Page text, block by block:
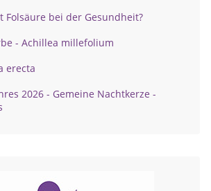
Folsäure bei der Gesundheit?
- Achillea millefolium
erecta
2026 - Gemeine Nachtkerze -